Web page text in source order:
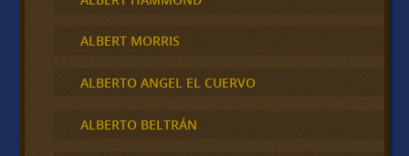
ALBERT MORRIS
ALBERTO ANGEL EL CUERVO
ALBERTO BELTRÁN